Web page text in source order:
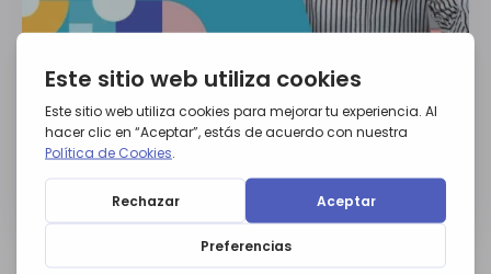
GUÍAS
Introducción al influencer
marketing
Descargar guía